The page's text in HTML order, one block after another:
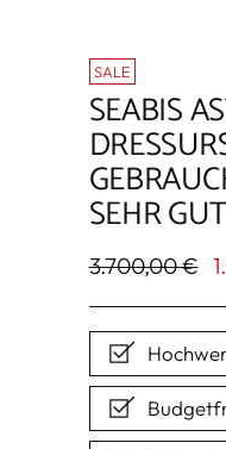
SALE
SEABIS
SEHR GUT
Regulärer
3.700,00 €